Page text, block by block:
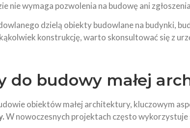
nie wymaga pozwolenia na budowę ani
dzielą obiekty budowlane na budynki,
konstrukcję, warto skonsultować się z
do budowy małej
obiektów małej architektury, kluczowym
W nowoczesnych projektach często wykorzystuje